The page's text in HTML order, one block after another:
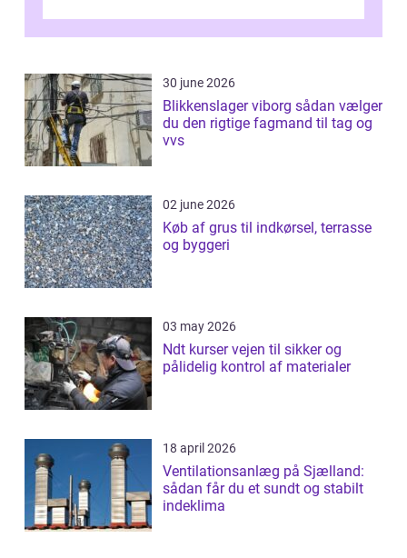
30 june 2026
Blikkenslager viborg sådan vælger
du den rigtige fagmand til tag og
vvs
02 june 2026
Køb af grus til indkørsel, terrasse
og byggeri
03 may 2026
Ndt kurser vejen til sikker og
pålidelig kontrol af materialer
18 april 2026
Ventilationsanlæg på Sjælland:
sådan får du et sundt og stabilt
indeklima